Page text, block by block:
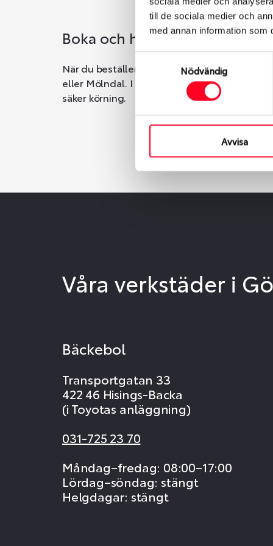
till de sociala medier och
med annan information som
Nödvändig
Avvisa
Boka och hämta hos
När du beställer dina nya däck eller fälgar
eller Mölndal. I beställningen anger du
säker körning.
Våra verkstäder i
Bäckebol
Transportgatan 33
422 46 Hisings-Backa
(i Toyotas anläggning)
031-725 23 70
Måndag–fredag: 08:00–17:00
Lördag–söndag: stängt
Helgdagar: stängt